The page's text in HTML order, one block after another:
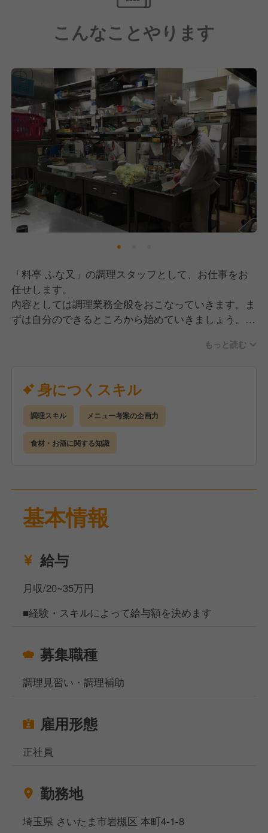
【多くのニーズに合わせた料理】
先述のうなぎ料理のほか、料亭として宴会やお祝い・
法事などの会席料理も提供しています。また、他にも
しや出前、そしてお弁当なども作っています。
こんなことやります
「料亭 ふな又」の調理スタッフとして、お仕事をお
任せします。
内容としては調理業務全般をおこなっていきます。ま
ずは自分のできるところから始めていきましょう。
いメニューの考案にも携わっていただけたらと思いま
経験・未経験問わず募集しますが、お客様を満足させ
られるように常に向上心・探究心を持っている方を希
望します。
【人を大切に】
そのために人件費が上がっても、将来のために週休2
日制に移行し早番・遅番制を導入しております。そし
賃補助を支給するなど、住まいのサポートもさせてい
ているため、まずはホテルに滞在することも可能で
もっと読む
身につくスキル
調理スキル メニュー考案の企画力
食材・お酒に関する知識
基本情報
給与
月収/20~35万円
■経験・スキルによって給与額を決めます
募集職種
調理見習い・調理補助
雇用形態
正社員
勤務地
埼玉県 さいたま市岩槻区 本町4-1-8